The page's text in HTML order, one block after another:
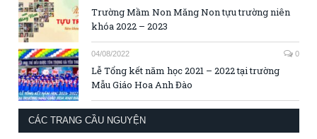
Trường Mầm Non Măng Non tựu trường niên
khóa 2022 – 2023
04/08/2022 0
Lễ Tổng kết năm học 2021 – 2022 tại trường
Mẫu Giáo Hoa Anh Đào
CÁC TRANG CẦU NGUYỆN